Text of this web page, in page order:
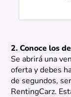
2. Conoce los
Se abrirá una
oferta y debes
de segundos,
RentingCarz.